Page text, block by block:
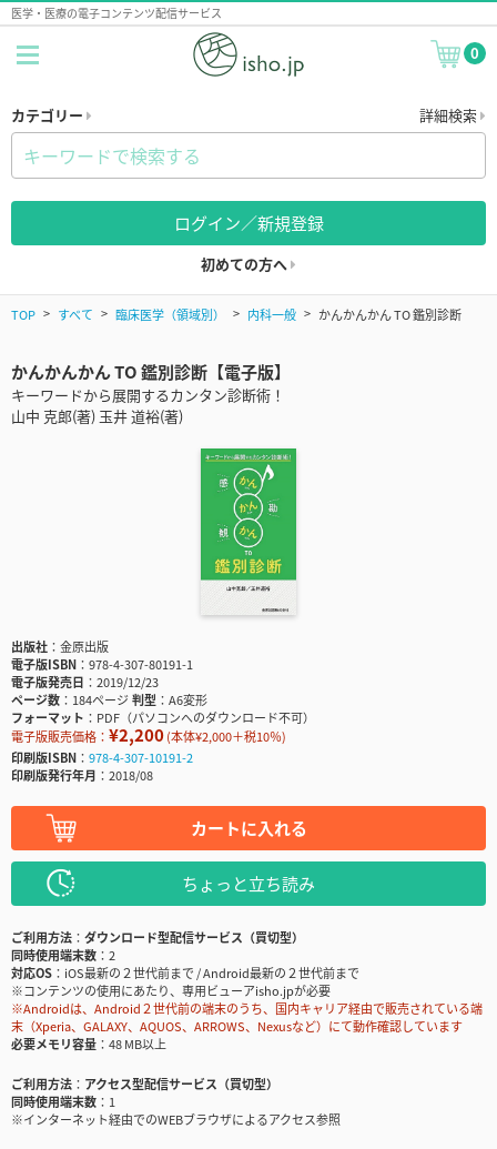
医学・医療の電子コンテンツ配信サービス
0
カテゴリー 詳細検索
ログイン／新規登録
初めての方へ
TOP すべて 臨床医学（領域別） 内科一般 かんかんかん TO 鑑別診断
かんかんかん TO 鑑別診断【電子版】
キーワードから展開するカンタン診断術！
山中 克郎(著) 玉井 道裕(著)
出版社
金原出版
電子版ISBN
978-4-307-80191-1
電子版発売日
2019/12/23
ページ数
184ページ判型
A6変形
フォーマット
PDF（パソコンへのダウンロード不可）
電子版販売価格： ¥2,200(本体¥2,000＋税10％)
印刷版ISBN
978-4-307-10191-2
印刷版発行年月
2018/08
カートに入れる
ちょっと立ち読み
ご利用方法
ダウンロード型配信サービス（買切型）
同時使用端末数
2
対応OS
iOS最新の２世代前まで / Android最新の２世代前まで
※コンテンツの使用にあたり、専用ビューアisho.jpが必要
※Androidは、Android２世代前の端末のうち、国内キャリア経由で販売されている端
末（Xperia、GALAXY、AQUOS、ARROWS、Nexusなど）にて動作確認しています
必要メモリ容量
48 MB以上
ご利用方法
アクセス型配信サービス（買切型）
同時使用端末数
1
※インターネット経由でのWEBブラウザによるアクセス参照